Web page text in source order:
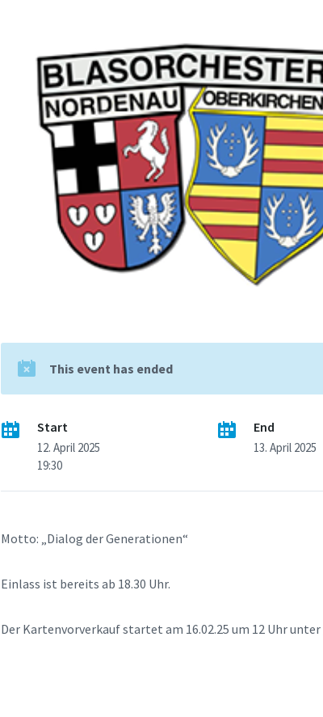
This event has ended
Start
12. April 2025
19:30
End
13. April 2025
Motto: „Dialog der Generationen“
Einlass ist bereits ab 18.30 Uhr.
Der Kartenvorverkauf startet am 16.02.25 um 12 Uhr unter